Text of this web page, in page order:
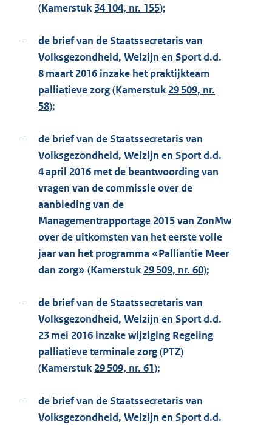
(Kamerstuk 34 104, nr. 155);
–
de brief van de Staatssecretaris van
Volksgezondheid, Welzijn en Sport d.d.
8 maart 2016 inzake het praktijkteam
palliatieve zorg (Kamerstuk 29 509, nr.
58);
–
de brief van de Staatssecretaris van
Volksgezondheid, Welzijn en Sport d.d.
4 april 2016 met de beantwoording van
vragen van de commissie over de
aanbieding van de
Managementrapportage 2015 van ZonMw
over de uitkomsten van het eerste volle
jaar van het programma «Palliantie Meer
dan zorg» (Kamerstuk 29 509, nr. 60);
–
de brief van de Staatssecretaris van
Volksgezondheid, Welzijn en Sport d.d.
23 mei 2016 inzake wijziging Regeling
palliatieve terminale zorg (PTZ)
(Kamerstuk 29 509, nr. 61);
–
de brief van de Staatssecretaris van
Volksgezondheid, Welzijn en Sport d.d.